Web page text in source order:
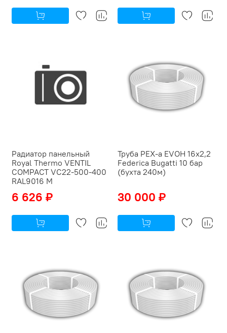
Радиатор панельный
Royal Thermo VENTIL
COMPACT VC22-500-400
RAL9016 M
6 626 ₽
Труба PEX-a EVOH 16x2,2
Federica Bugatti 10 бар
(бухта 240м)
30 000 ₽